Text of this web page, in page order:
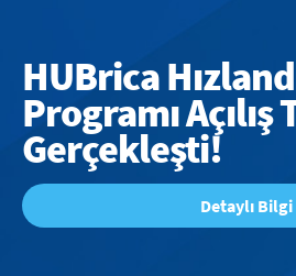
HUBrica
Programı Açılış
Gerçekleşti!
Detaylı Bilgi